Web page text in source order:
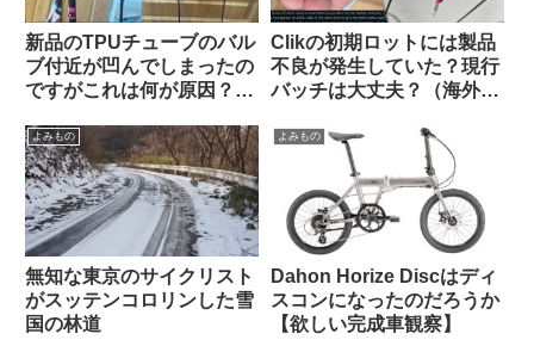
新品のTPUチューブのバル
ブ付近が凹んでしまったの
ですがこれは何が原因？
Clikの初期ロットには製品
不良が発生していた？現行
バッチは大丈夫？（海外掲
よみもの
無知な東京のサイクリスト
がスッテンコロリンした雪
国の林道
よみもの
Dahon Horize Discはディ
スコンになったのだろうか
【欲しい完成車観察】